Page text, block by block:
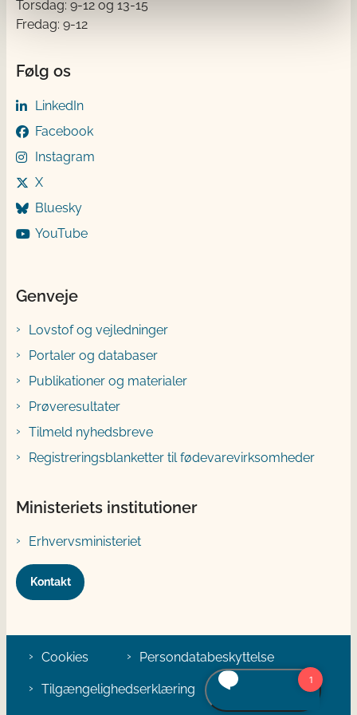
Torsdag: 9-12 og 13-15
Fredag: 9-12
Følg os
LinkedIn
Facebook
Instagram
X
Bluesky
YouTube
Genveje
Lovstof og vejledninger
Portaler og databaser
Publikationer og materialer
Prøveresultater
Tilmeld nyhedsbreve
Registreringsblanketter til fødevarevirksomheder
Ministeriets institutioner
Erhvervsministeriet
Kontakt
Cookies Persondatabeskyttelse
Tilgængelighedserklæring